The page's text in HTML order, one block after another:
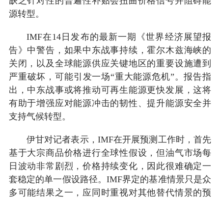
源转型。
IMF在14日发布的最新一期《世界经济展望报
告》中警告，如果中东战事持续，霍尔木兹海峡的
关闭，以及全球能源供应关键地区的重要设施遭到
严重破坏，可能引发一场“重大能源危机”。报告指
出，中东战事或将推动可再生能源更快发展，这将
有助于增强应对能源冲击的韧性、提升能源安全并
支持气候转型。
伊甘对记者表示，IMF在开展预测工作时，首先
基于大宗商品价格进行全球性假设，但油气市场每
日波动非常剧烈，价格持续变化，因此很难确定一
套稳定的单一假设路径。IMF界定的基准情景只是众
多可能结果之一，应同时重视对其他替代情景的预